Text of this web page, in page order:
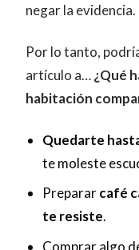
negar la evidencia.
Por lo tanto,
artículo a…¿Qué
habitación
Quedarte
te moleste
Prepararcafé
te resiste.
Comprar algo